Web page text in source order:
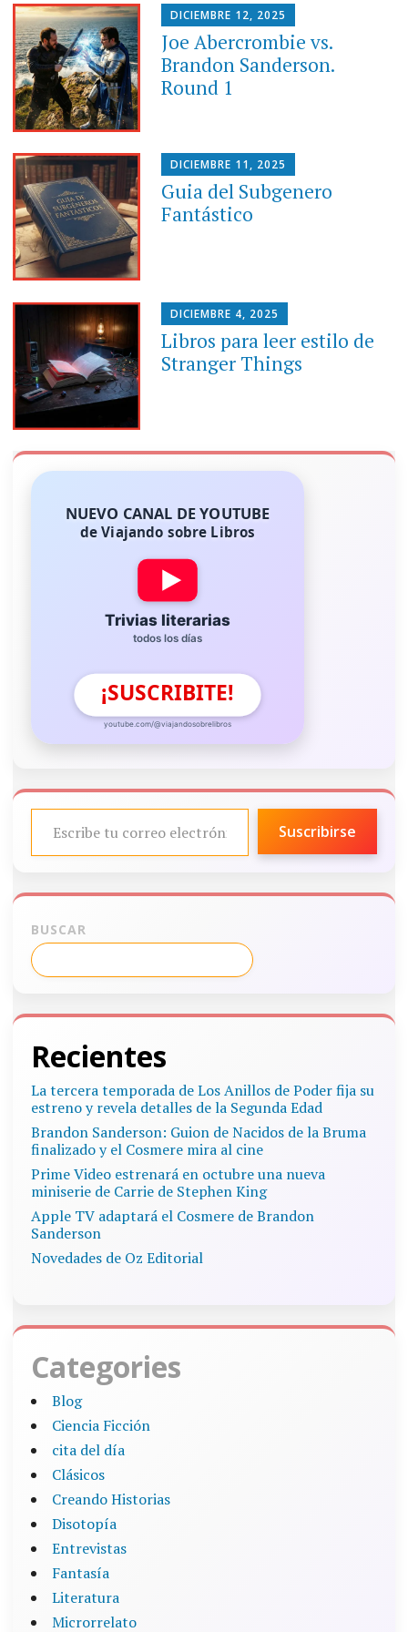
DICIEMBRE 12, 2025
Joe Abercrombie vs.
Brandon Sanderson.
Round 1
DICIEMBRE 11, 2025
Guia del Subgenero
Fantástico
DICIEMBRE 4, 2025
Libros para leer estilo de
Stranger Things
NUEVO CANAL DE YOUTUBE
de Viajando sobre Libros
Trivias literarias
todos los días
¡SUSCRIBITE!
youtube.com/@viajandosobrelibros
ESCRIBE TU CORREO ELECTRÓNICO…
Suscribirse
BUSCAR
Recientes
La tercera temporada de Los Anillos de Poder fija su
estreno y revela detalles de la Segunda Edad
Brandon Sanderson: Guion de Nacidos de la Bruma
finalizado y el Cosmere mira al cine
Prime Video estrenará en octubre una nueva
miniserie de Carrie de Stephen King
Apple TV adaptará el Cosmere de Brandon
Sanderson
Novedades de Oz Editorial
Categories
Blog
Ciencia Ficción
cita del día
Clásicos
Creando Historias
Disotopía
Entrevistas
Fantasía
Literatura
Microrrelato